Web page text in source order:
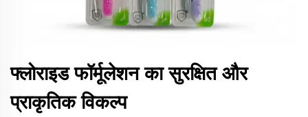
फ्लोराइड फॉर्मूलेशन का सुरक्षित और
प्राकृतिक विकल्प